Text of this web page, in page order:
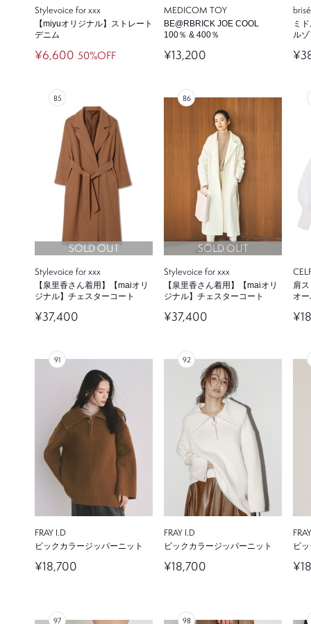
Stylevoice for xxx
【miyuオリジナル】ストレート
デニム
¥6,600 50%OFF
MEDICOM TOY
BE@RBRICK JOE COOL
100％ & 400％
¥13,200
ミ
ル
SOLD OUT
Stylevoice for xxx
【泉里香さん着用】【maiオリ
ジナル】チェスターコート
¥37,400
SOLD OUT
Stylevoice for xxx
【泉里香さん着用】【maiオリ
ジナル】チェスターコート
¥37,400
肩
オ
FRAY I.D
ビックカラージッパーニット
¥18,700
FRAY I.D
ビックカラージッパーニット
¥18,700
ビ